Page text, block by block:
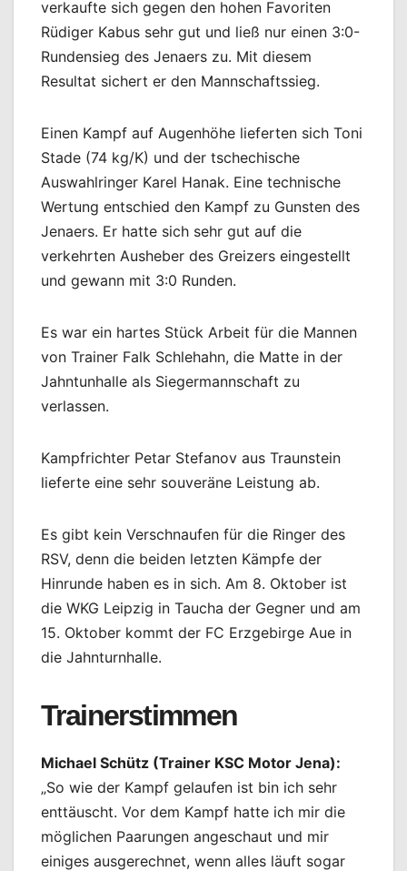
verkaufte sich gegen den hohen Favoriten
Rüdiger Kabus sehr gut und ließ nur einen 3:0-
Rundensieg des Jenaers zu. Mit diesem
Resultat sichert er den Mannschaftssieg.
Einen Kampf auf Augenhöhe lieferten sich Toni
Stade (74 kg/K) und der tschechische
Auswahlringer Karel Hanak. Eine technische
Wertung entschied den Kampf zu Gunsten des
Jenaers. Er hatte sich sehr gut auf die
verkehrten Ausheber des Greizers eingestellt
und gewann mit 3:0 Runden.
Es war ein hartes Stück Arbeit für die Mannen
von Trainer Falk Schlehahn, die Matte in der
Jahntunhalle als Siegermannschaft zu
verlassen.
Kampfrichter Petar Stefanov aus Traunstein
lieferte eine sehr souveräne Leistung ab.
Es gibt kein Verschnaufen für die Ringer des
RSV, denn die beiden letzten Kämpfe der
Hinrunde haben es in sich. Am 8. Oktober ist
die WKG Leipzig in Taucha der Gegner und am
15. Oktober kommt der FC Erzgebirge Aue in
die Jahnturnhalle.
Trainerstimmen
Michael Schütz (Trainer KSC Motor Jena):
„So wie der Kampf gelaufen ist bin ich sehr
enttäuscht. Vor dem Kampf hatte ich mir die
möglichen Paarungen angeschaut und mir
einiges ausgerechnet, wenn alles läuft sogar